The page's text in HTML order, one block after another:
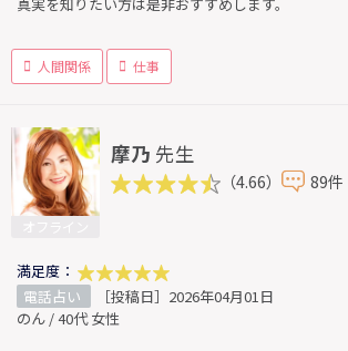
人間関係 仕事
摩乃 先生
（4.66） 89件
満足度：
電話占い
［投稿日］2026年04月01日
のん / 40代 女性